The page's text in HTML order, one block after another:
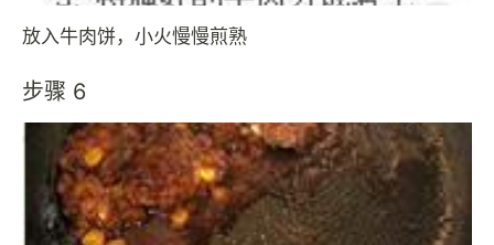
放入牛肉饼，小火慢慢煎熟
步骤 6